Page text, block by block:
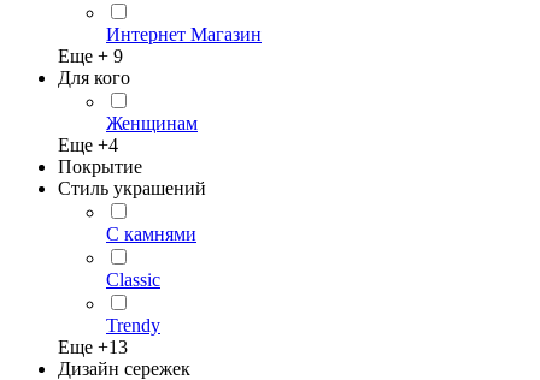
Интернет Магазин
Еще + 9
Для кого
Женщинам
Еще +4
Покрытие
Стиль украшений
С камнями
Classic
Trendy
Еще +13
Дизайн сережек